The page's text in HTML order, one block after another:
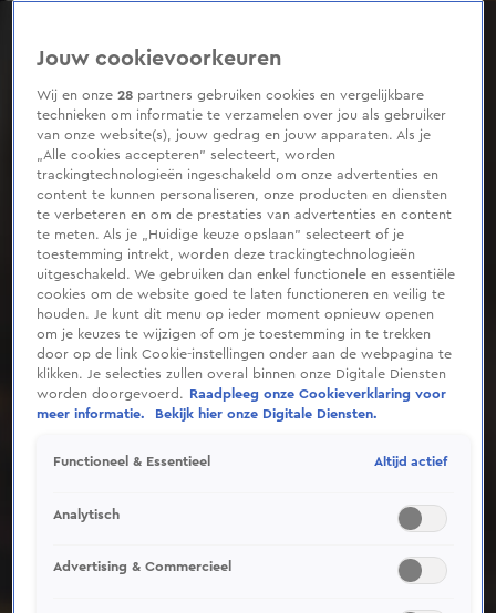
0
Deze video is niet beschikbaar op je huidige locatie
Jouw cookievoorkeuren
Wij en onze28 partners gebruiken cookies en vergelijkbare
technieken om informatie te verzamelen over jou als gebruiker
van onze website(s), jouw gedrag en jouw apparaten. Als je
„Alle cookies accepteren” selecteert, worden
trackingtechnologieën ingeschakeld om onze advertenties en
content te kunnen personaliseren, onze producten en diensten
te verbeteren en om de prestaties van advertenties en content
te meten. Als je „Huidige keuze opslaan” selecteert of je
toestemming intrekt, worden deze trackingtechnologieën
uitgeschakeld. We gebruiken dan enkel functionele en essentiële
cookies om de website goed te laten functioneren en veilig te
houden. Je kunt dit menu op ieder moment opnieuw openen
om je keuzes te wijzigen of om je toestemming in te trekken
door op de link Cookie-instellingen onder aan de webpagina te
klikken. Je selecties zullen overal binnen onze Digitale Diensten
worden doorgevoerd.
Raadpleeg onze Cookieverklaring voor
meer informatie.
Bekijk hier onze Digitale Diensten.
Functioneel & Essentieel Altijd actief
Analytisch
Advertising & Commercieel